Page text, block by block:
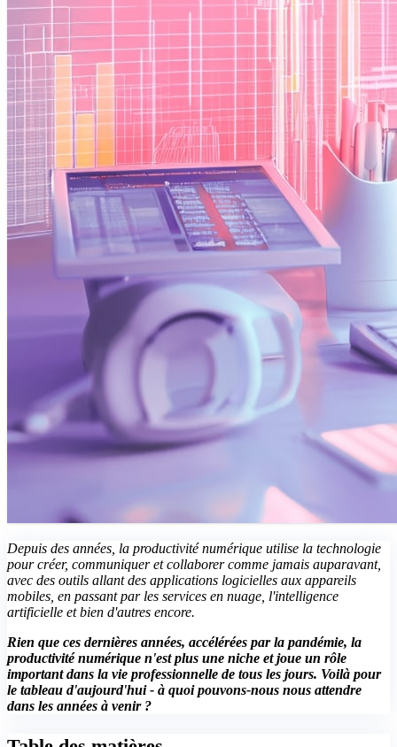
Depuis des années, la productivité numérique utilise la technologie
pour créer, communiquer et collaborer comme jamais auparavant,
avec des outils allant des applications logicielles aux appareils
mobiles, en passant par les services en nuage, l'intelligence
artificielle et bien d'autres encore.
Rien que ces dernières années, accélérées par la pandémie, la
productivité numérique n'est plus une niche et joue un rôle
important dans la vie professionnelle de tous les jours. Voilà pour
le tableau d'aujourd'hui - à quoi pouvons-nous nous attendre
dans les années à venir ?